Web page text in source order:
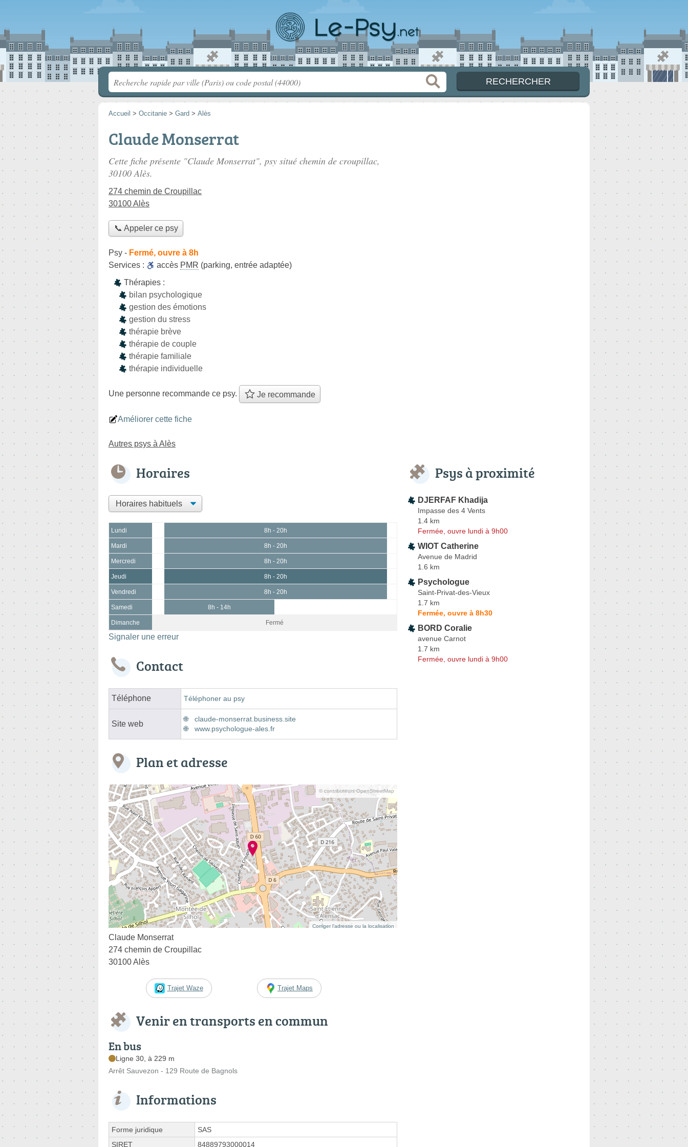
Accueil > Occitanie > Gard > Alès
Claude Monserrat
Cette fiche présente "Claude Monserrat", psy situé chemin de croupillac,
30100 Alès.
274 chemin de Croupillac
30100 Alès
📞 Appeler ce psy
Psy - Fermé, ouvre à 8h
Services :
accès PMR (parking, entrée adaptée)
Thérapies :
bilan psychologique
gestion des émotions
gestion du stress
thérapie brève
thérapie de couple
thérapie familiale
thérapie individuelle
Une personne recommande ce psy. Je recommande
Améliorer cette fiche
Autres psys à Alès
Horaires
Lundi 8h - 20h
Mardi 8h - 20h
Mercredi 8h - 20h
Jeudi 8h - 20h
Vendredi 8h - 20h
Samedi 8h - 14h
Dimanche Fermé
Signaler une erreur
Contact
Téléphone Téléphoner au psy
Site web
claude-monserrat.business.site
www.psychologue-ales.fr
Plan et adresse
© contributeurs OpenStreetMap
Corriger l’adresse ou la localisation
Claude Monserrat
274 chemin de Croupillac
30100 Alès
Trajet Waze Trajet Maps
Venir en transports en commun
En bus
Ligne 30, à 229 m
Arrêt Sauvezon - 129 Route de Bagnols
Informations
Forme juridique
SAS
SIRET
84889793000014
Psys à proximité
DJERFAF Khadija
Impasse des 4 Vents
1.4 km
Fermée, ouvre lundi à 9h00
WIOT Catherine
Avenue de Madrid
1.6 km
Psychologue
Saint-Privat-des-Vieux
1.7 km
Fermée, ouvre à 8h30
BORD Coralie
avenue Carnot
1.7 km
Fermée, ouvre lundi à 9h00